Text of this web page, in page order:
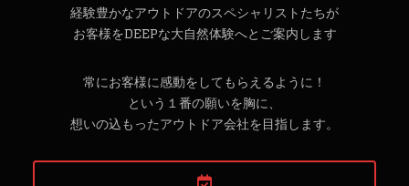
経験豊かなアウトドアのスペシャリストたちが
お客様をDEEPな大自然体験へとご案内します
常にお客様に感動をしてもらえるように！
という１番の願いを胸に、
想いの込もったアウトドア会社を目指します。